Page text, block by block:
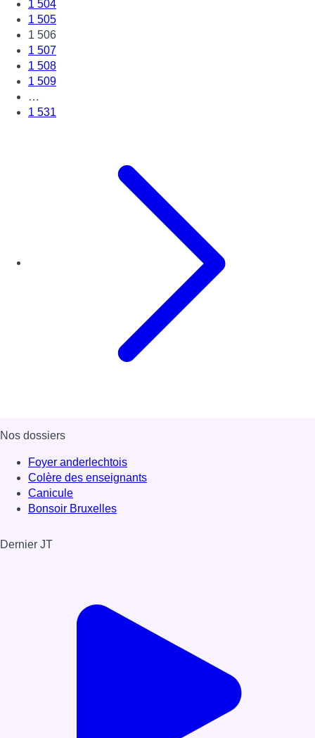
1 504
1 505
1 506
1 507
1 508
1 509
…
1 531
Nos dossiers
Foyer anderlechtois
Colère des enseignants
Canicule
Bonsoir Bruxelles
Dernier JT